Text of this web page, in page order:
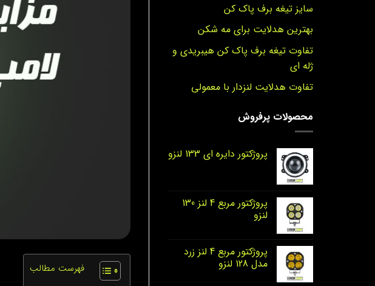
سایز تیغه برف پاک کن
بهترین هدلایت برای مه شکن
تفاوت تیغه برف پاک کن هیبریدی و
ژله ای
تفاوت هدلایت لنزدار با معمولی
محصولات پرفروش
پروژکتور دایره‌ ای 133 لنزو
پروژکتور مربع 4 لنز 130
لنزو
پروژکتور مربع 4 لنز زرد
مدل 128 لنزو
فهرست مطالب